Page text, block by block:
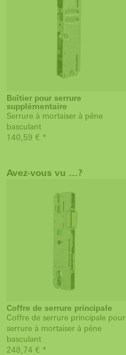
Boîtier pour serrure
supplémentaire
Serrure à mortaiser à pêne
basculant
140,59 € *
Avez-vous vu ...?
Coffre de serrure principale
Coffre de serrure principale pour
serrure à mortaiser à pêne
basculant
248,74 € *